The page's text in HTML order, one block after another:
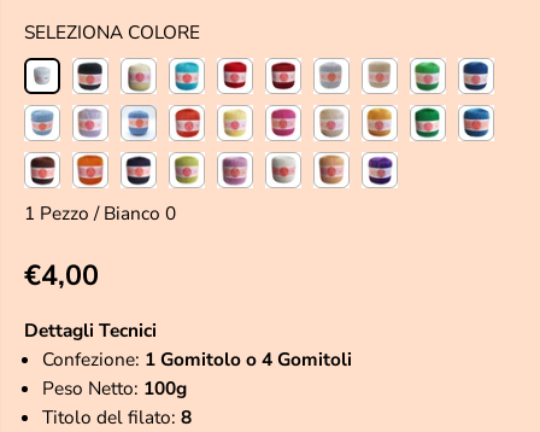
SELEZIONA COLORE
1 Pezzo / Bianco 0
P
E
€4,00
Dettagli Tecnici
Confezione: 1 Gomitolo o 4 Gomitoli
Peso Netto: 100g
Titolo del filato:8